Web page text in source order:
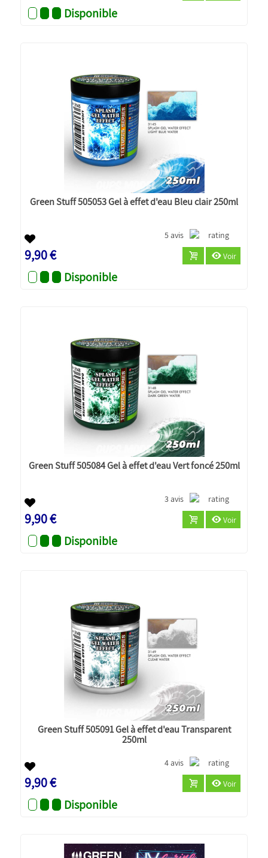
Disponible
Green Stuff 505053 Gel à effet d'eau Bleu clair 250ml
5 avis
9,90 € Voir
Disponible
Green Stuff 505084 Gel à effet d'eau Vert foncé 250ml
3 avis
9,90 € Voir
Disponible
Green Stuff 505091 Gel à effet d'eau Transparent
250ml
4 avis
9,90 € Voir
Disponible